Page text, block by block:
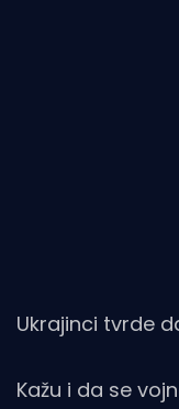
Ukrajinci tvrde
Kažu i da se